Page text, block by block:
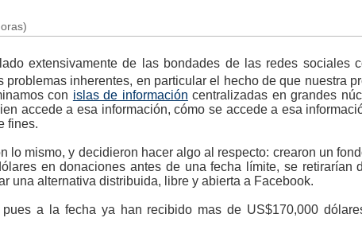
extensivamente de las bondades de las redes sociales
inherentes, en particular el hecho de que nuestra
con islas de información centralizadas en grandes
accede a esa información, cómo se accede a esa
fines.
lo mismo, y decidieron hacer algo al respecto: crearon un
en donaciones antes de una fecha límite, se retirarían
una alternativa distribuida, libre y abierta a Facebook.
a la fecha ya han recibido mas de US$170,000